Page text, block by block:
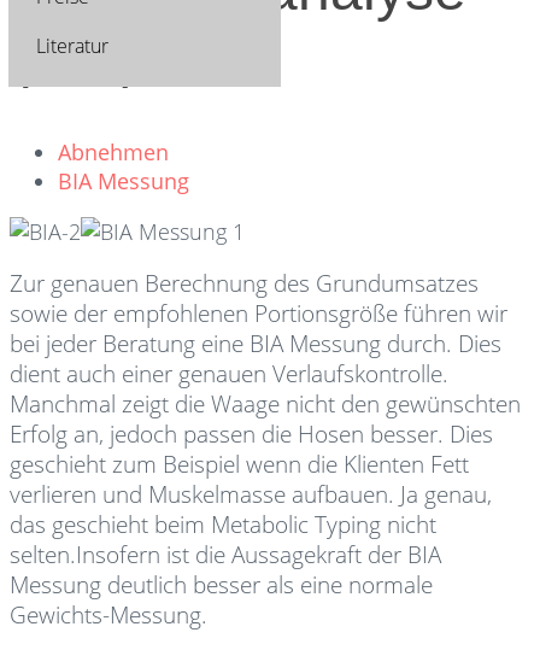
Literatur
(BIA)
Abnehmen
BIA Messung
Zur genauen Berechnung des Grundumsatzes
sowie der empfohlenen Portionsgröße führen wir
bei jeder Beratung eine BIA Messung durch. Dies
dient auch einer genauen Verlaufskontrolle.
Manchmal zeigt die Waage nicht den gewünschten
Erfolg an, jedoch passen die Hosen besser. Dies
geschieht zum Beispiel wenn die Klienten Fett
verlieren und Muskelmasse aufbauen. Ja genau,
das geschieht beim Metabolic Typing nicht
selten.Insofern ist die Aussagekraft der BIA
Messung deutlich besser als eine normale
Gewichts-Messung.